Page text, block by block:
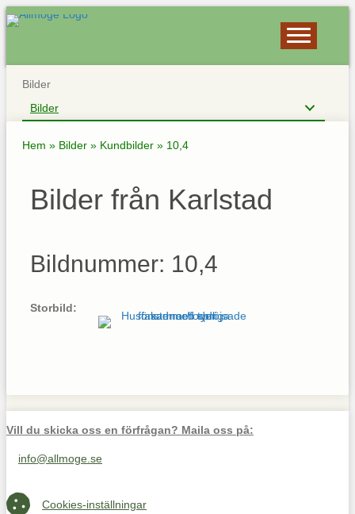
Bilder
Bilder
Hem » Bilder » Kundbilder » 10,4
Bilder från Karlstad
Bildnummer: 10,4
Storbild:
Vill du skicka oss en förfrågan? Maila oss på:
Maila oss på info@allmoge.se
info@allmoge.se
Cookies-inställningar
Cookies-inställningar